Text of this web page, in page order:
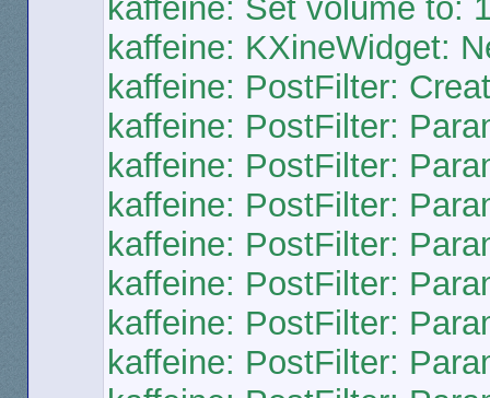
kaffeine: Set volume to:
kaffeine: KXineWidget:
kaffeine: PostFilter:
kaffeine: PostFilter:
kaffeine: PostFilter:
kaffeine: PostFilter:
kaffeine: PostFilter:
kaffeine: PostFilter:
kaffeine: PostFilter:
kaffeine: PostFilter: